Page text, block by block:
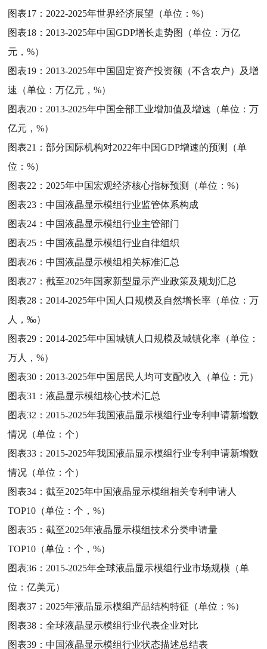
图表17： 2022-2025年世界经济展望（单位：%）
图表18： 2013-2025年中国GDP增长走势图（单位：万亿
元，%）
图表19： 2013-2025年中国固定资产投资额（不含农户）及增
速（单位：万亿元，%）
图表20： 2013-2025年中国全部工业增加值及增速（单位：万
亿元，%）
图表21：部分国际机构对2022年中国GDP增速的预测（单
位：%）
图表22： 2025年中国宏观经济核心指标预测（单位：%）
图表23：中国液晶显示模组行业监管体系构成
图表24：中国液晶显示模组行业主管部门
图表25：中国液晶显示模组行业自律组织
图表26：中国液晶显示模组相关标准汇总
图表27：截至2025年国家新型显示产业政策及规划汇总
图表28： 2014-2025年中国人口规模及自然增长率（单位：万
人，‰）
图表29： 2014-2025年中国城镇人口规模及城镇化率（单位：
万人，%）
图表30： 2013-2025年中国居民人均可支配收入（单位：元）
图表31：液晶显示模组核心技术汇总
图表32： 2015-2025年我国液晶显示模组行业专利申请新增数
情况（单位：个）
图表33： 2015-2025年我国液晶显示模组行业专利申请新增数
情况（单位：个）
图表34：截至2025年中国液晶显示模组相关专利申请人
TOP10（单位：个，%）
图表35：截至2025年液晶显示模组技术分类申请量
TOP10（单位：个，%）
图表36： 2015-2025年全球液晶显示模组行业市场规模（单
位：亿美元）
图表37： 2025年液晶显示模组产品结构特征（单位：%）
图表38：全球液晶显示模组行业代表企业对比
图表39：中国液晶显示模组行业状态描述总结表